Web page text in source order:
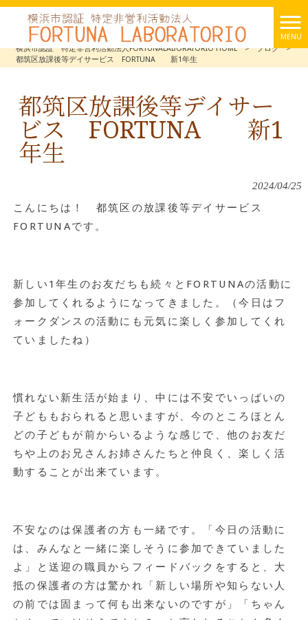
MENU
横浜市認証 特定非営利活動法人FORTUNALABORATORIO HOME
> ブログ
>
都筑区放課後等デイサービス FORTUNA 新1年生
都筑区放課後等デイサー
ビス FORTUNA 新1
年生
2024/04/25
こんにちは！ 都筑区の放課後等デイサービス
FORTUNAです。
新しい1年生のお友だちも続々とFORTUNAの活動に
参加してくれるようになってきました。（今日はフ
ォークダンスの活動にも元気に楽しく参加してくれ
ていましたね）
慣れない新生活が始まり、中には不安でいっぱいの
子どももおられると思いますが、今のところほとん
どの子どもが前からいるような感じで、他のお友だ
ちや上のお兄さんお姉さんたちと仲良く、楽しく活
動することが出来ています。
不安なのは保護者の方も一緒です。「今日の活動に
は、みんなと一緒に楽しそうに参加できていました
よ」と送迎の職員からフィードバックをすると、大
抵の保護者の方は驚かれ「新しい場所や知らない人
の前では固まって何も出来ないのですが」「ちゃん